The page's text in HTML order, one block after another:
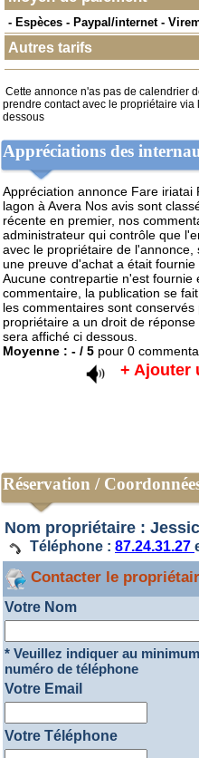
- Espèces - Paypal/internet -
Autres tarifs
Cette annonce n'as pas de calendrier
prendre contact avec le propriétaire
dessous
Appréciations des
Appréciation annonce Fare iriatai
lagon à Avera Nos avis sont
récente en premier, nos
administrateur qui contrôle que
avec le propriétaire de
une preuve d'achat a était
Aucune contrepartie n'est fournie
commentaire, la publication se
les commentaires sont
propriétaire a un droit de
sera affiché ci dessous.
Moyenne : - / 5 pour 0
+ Ajouter
Réservation /
Nom propriétaire :
Téléphone : 87.24.31.27
Contacter le
Votre Nom
* Veuillez indiquer au minimum
numéro de téléphone
Votre Email
Votre Téléphone